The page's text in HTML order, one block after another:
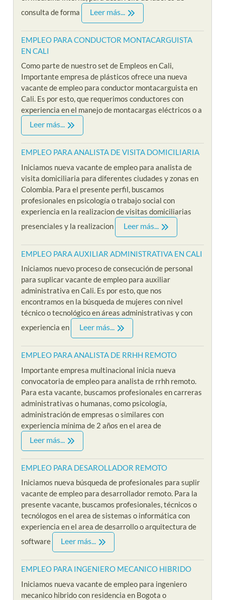
consulta de forma
Leer más...
EMPLEO PARA CONDUCTOR MONTACARGUISTA
EN CALI
Como parte de nuestro set de Empleos en Cali,
Importante empresa de plásticos ofrece una nueva
vacante de empleo para conductor montacarguista en
Cali. Es por esto, que requerimos conductores con
experiencia en el manejo de montacargas eléctricos o a
Leer más...
EMPLEO PARA ANALISTA DE VISITA DOMICILIARIA
Iniciamos nueva vacante de empleo para analista de
visita domiciliaria para diferentes ciudades y zonas en
Colombia. Para el presente perfil, buscamos
profesionales en psicología o trabajo social con
experiencia en la realizacion de visitas domiciliarias
presenciales y la realizacion
Leer más...
EMPLEO PARA AUXILIAR ADMINISTRATIVA EN CALI
Iniciamos nuevo proceso de consecución de personal
para suplicar vacante de empleo para auxiliar
administrativa en Cali. Es por esto, que nos
encontramos en la búsqueda de mujeres con nivel
técnico o tecnológico en áreas administrativas y con
experiencia en
Leer más...
EMPLEO PARA ANALISTA DE RRHH REMOTO
Importante empresa multinacional inicia nueva
convocatoria de empleo para analista de rrhh remoto.
Para esta vacante, buscamos profesionales en carreras
administrativas o humanas, como psicología,
administración de empresas o similares con
experiencia mínima de 2 años en el area de
Leer más...
EMPLEO PARA DESAROLLADOR REMOTO
Iniciamos nueva búsqueda de profesionales para suplir
vacante de empleo para desarrollador remoto. Para la
presente vacante, buscamos profesionales, técnicos o
tecnólogos en el area de sistemas o informática con
experiencia en el area de desarrollo o arquitectura de
software
Leer más...
EMPLEO PARA INGENIERO MECANICO HIBRIDO
Iniciamos nueva vacante de empleo para ingeniero
mecanico hibrido con residencia en Bogota o